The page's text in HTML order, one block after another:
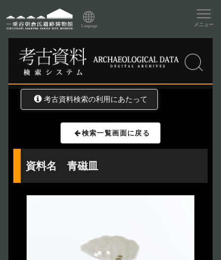
メニュー
Language
資料データベーストップ
考古資料検索
博物館のご案内
考古資料検索の利用にあたって
検索一覧画面に戻る
資料名 青磁皿